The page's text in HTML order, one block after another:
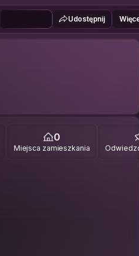
Udostępnij
0
Miejsca zamieszkania